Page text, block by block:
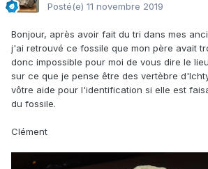
Posté(e) 11 novembre 2019
Bonjour, après avoir fait du tri dans mes
j'ai retrouvé ce fossile que mon père avait
donc impossible pour moi de vous dire le
sur ce que je pense être des vertèbre
vôtre aide pour l'identification si elle est
du fossile.
Clément